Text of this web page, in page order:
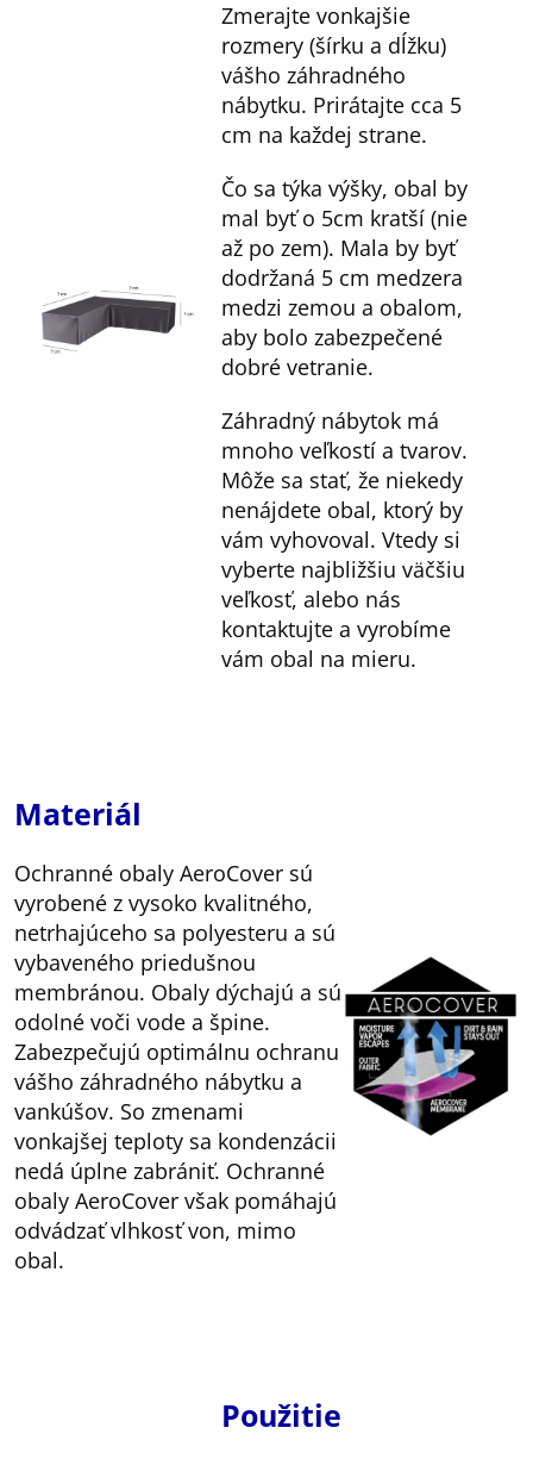
Zmerajte vonkajšie
rozmery (šírku a dĺžku)
vášho záhradného
nábytku. Prirátajte cca 5
cm na každej strane.
Čo sa týka výšky, obal by
mal byť o 5cm kratší (nie
až po zem). Mala by byť
dodržaná 5 cm medzera
medzi zemou a obalom,
aby bolo zabezpečené
dobré vetranie.
Záhradný nábytok má
mnoho veľkostí a tvarov.
Môže sa stať, že niekedy
nenájdete obal, ktorý by
vám vyhovoval. Vtedy si
vyberte najbližšiu väčšiu
veľkosť, alebo nás
kontaktujte a vyrobíme
vám obal na mieru.
Materiál
Ochranné obaly AeroCover sú
vyrobené z vysoko kvalitného,
netrhajúceho sa polyesteru a sú
vybaveného priedušnou
membránou. Obaly dýchajú a sú
odolné voči vode a špine.
Zabezpečujú optimálnu ochranu
vášho záhradného nábytku a
vankúšov. So zmenami
vonkajšej teploty sa kondenzácii
nedá úplne zabrániť. Ochranné
obaly AeroCover však pomáhajú
odvádzať vlhkosť von, mimo
obal.
Použitie